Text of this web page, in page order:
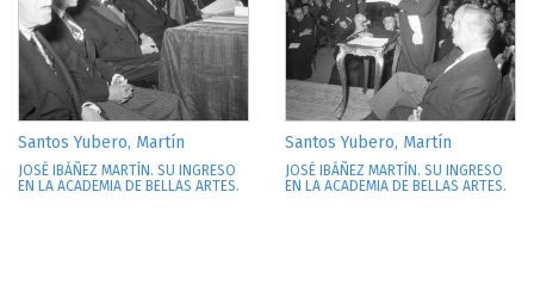
Santos Yubero, Martín
JOSÉ IBÁÑEZ MARTÍN. SU INGRESO
EN LA ACADEMIA DE BELLAS ARTES.
Santos Yubero, Martín
JOSÉ IBÁÑEZ MARTÍN. SU INGRESO
EN LA ACADEMIA DE BELLAS ARTES.